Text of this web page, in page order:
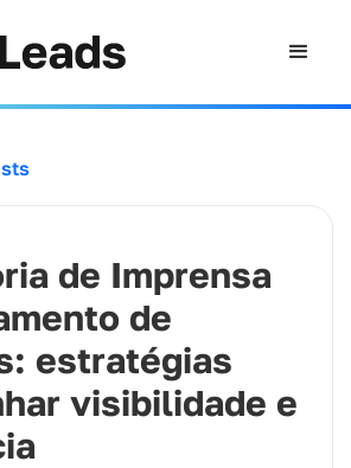
de Imprensa
de
estratégias
visibilidade e